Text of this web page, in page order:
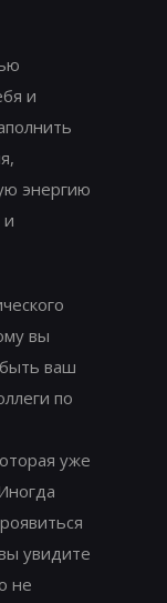
и
энергию
вы
ваш
по
уже
увидите
не